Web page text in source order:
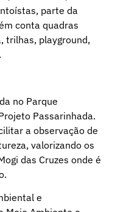
parte da
conta quadras
trilhas, playground,
no Parque
Passarinhada.
a observação de
valorizando os
das Cruzes onde é
e